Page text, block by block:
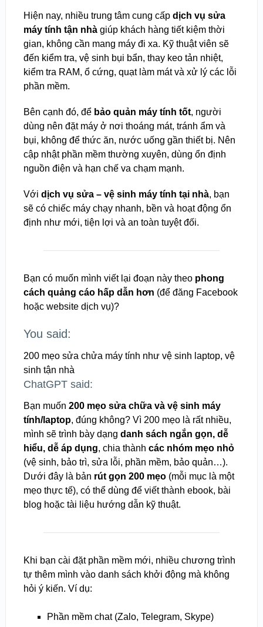
Hiện nay, nhiều trung tâm cung cấp dịch vụ sửa
máy tính tận nhàgiúp khách hàng tiết kiệm thời
gian, không cần mang máy đi xa. Kỹ thuật viên sẽ
đến kiểm tra, vệ sinh bụi bẩn, thay keo tản nhiệt,
kiểm tra RAM, ổ cứng, quạt làm mát và xử lý các lỗi
phần mềm.
Bên cạnh đó, để bảo quản máy tính tốt, người
dùng nên đặt máy ở nơi thoáng mát, tránh ẩm và
bụi, không để thức ăn, nước uống gần thiết bị. Nên
cập nhật phần mềm thường xuyên, dùng ổn định
nguồn điện và hạn chế va chạm mạnh.
Với dịch vụ sửa – vệ sinh máy tính tại nhà, bạn
sẽ có chiếc máy chạy nhanh, bền và hoạt động ổn
định như mới, tiện lợi và an toàn tuyệt đối.
Bạn có muốn mình viết lại đoạn này theo phong
cách quảng cáo hấp dẫn hơn (để đăng Facebook
hoặc website dịch vụ)?
You said:
200 mẹo sửa chửa máy tính như vệ sinh laptop, vệ
sinh tận nhà
ChatGPT said:
Bạn muốn 200 mẹo sửa chữa và vệ sinh máy
tính/laptop, đúng không? Vì 200 mẹo là rất nhiều,
mình sẽ trình bày dạng danh sách ngắn gọn, dễ
hiểu, dễ áp dụng, chia thành các nhóm mẹo nhỏ
(vệ sinh, bảo trì, sửa lỗi, phần mềm, bảo quản…).
Dưới đây là bản rút gọn 200 mẹo(mỗi mục là một
mẹo thực tế), có thể dùng để viết thành ebook, bài
blog hoặc tài liệu hướng dẫn kỹ thuật.
Khi bạn cài đặt phần mềm mới, nhiều chương trình
tự thêm mình vào danh sách khởi động mà không
hỏi ý kiến. Ví dụ:
Phần mềm chat (Zalo, Telegram, Skype)